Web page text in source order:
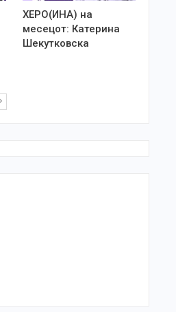
ХЕРО(ИНА) на
месецот: Катерина
Шекутковска